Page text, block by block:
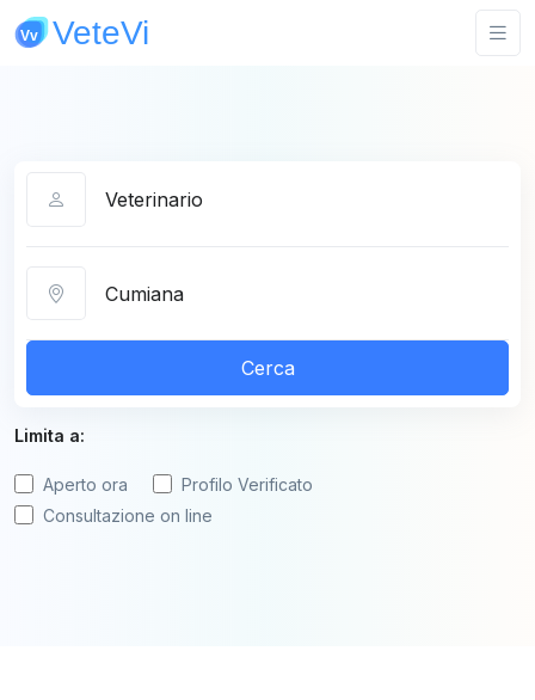
Cerca
Limita a:
Aperto ora
Profilo Verificato
Consultazione on line